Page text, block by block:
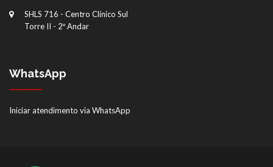
SHLS 716 - Centro Clínico Sul
Torre II - 2º Andar
WhatsApp
Iniciar atendimento via WhatsApp